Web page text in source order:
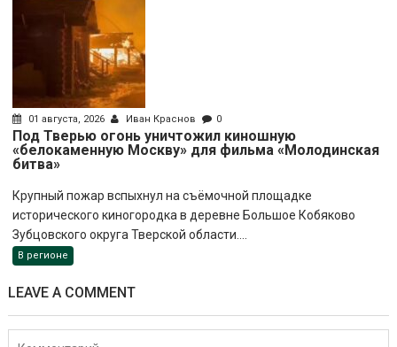
01 августа, 2026 Иван Краснов 0
Под Тверью огонь уничтожил киношную
«белокаменную Москву» для фильма «Молодинская
битва»
Крупный пожар вспыхнул на съёмочной площадке
исторического киногородка в деревне Большое Кобяково
Зубцовского округа Тверской области....
В регионе
LEAVE A COMMENT